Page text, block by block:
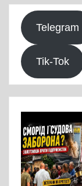
Telegram
Tik-Tok